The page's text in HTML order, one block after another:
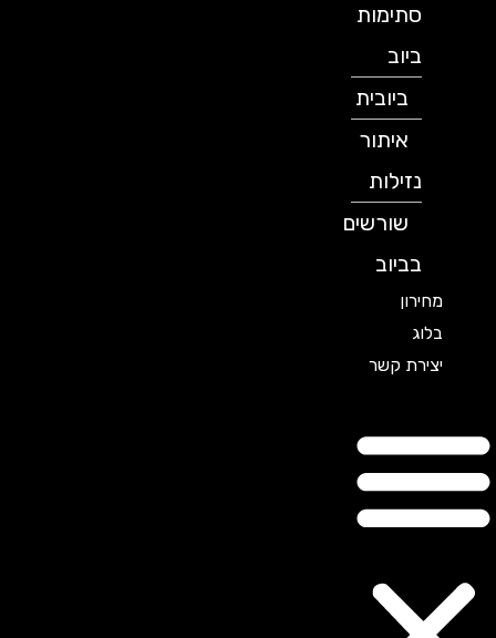
סתימות
ביובית
איתור
נזילות
שורשים
בביוב
מחירון
יצירת קשר